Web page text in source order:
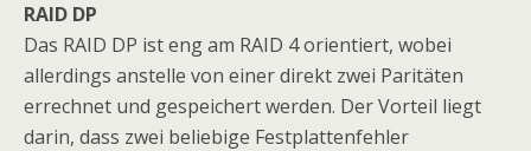
RAID DP
Das RAID DP ist eng am RAID 4 orientiert, wobei
allerdings anstelle von einer direkt zwei Paritäten
errechnet und gespeichert werden. Der Vorteil liegt
darin, dass zwei beliebige Festplattenfehler